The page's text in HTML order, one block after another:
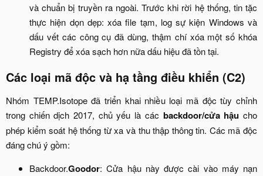
và chuẩn bị truyền ra ngoài. Trước khi rời hệ thống, tin tặc
thực hiện dọn dẹp: xóa file tạm, log sự kiện Windows và
dấu vết các công cụ đã dùng, thậm chí xóa một số khóa
Registry để xóa sạch hơn nữa dấu hiệu đã tồn tại.​
Các loại mã độc và hạ tầng điều khiển (C2)​
Nhóm TEMP.Isotope đã triển khai nhiều loại mã độc tùy chỉnh
trong chiến dịch 2017, chủ yếu là các backdoor/cửa hậu cho
phép kiểm soát hệ thống từ xa và thu thập thông tin. Các mã độc
đáng chú ý gồm:​
Backdoor.Goodor: Cửa hậu này được cài vào máy nạn